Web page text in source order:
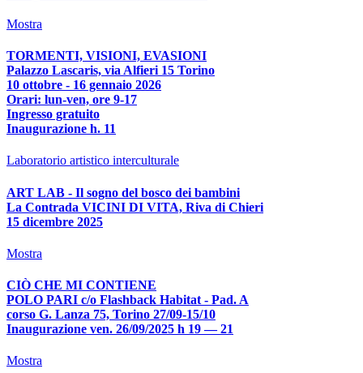
Mostra
TORMENTI, VISIONI, EVASIONI
Palazzo Lascaris, via Alfieri 15 Torino
10 ottobre - 16 gennaio 2026
Orari: lun-ven, ore 9-17
Ingresso gratuito
Inaugurazione h. 11
Laboratorio artistico interculturale
ART LAB - Il sogno del bosco dei bambini
La Contrada VICINI DI VITA, Riva di Chieri
15 dicembre 2025
Mostra
CIÒ CHE MI CONTIENE
POLO PARI c/o Flashback Habitat - Pad. A
corso G. Lanza 75, Torino 27/09-15/10
Inaugurazione ven. 26/09/2025 h 19 — 21
Mostra